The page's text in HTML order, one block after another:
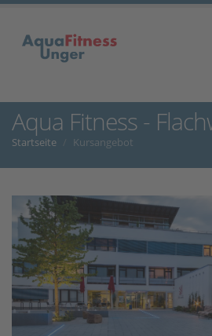
Aqua Fitness -
Startseite Kursangebot